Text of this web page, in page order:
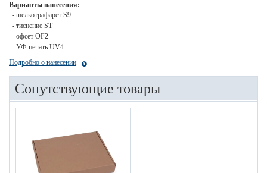
Варианты нанесения:
- шелкотрафарет S9
- тиснение ST
- офсет OF2
- УФ-печать UV4
Подробно о нанесении
Сопутствующие товары